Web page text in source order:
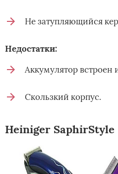
Не затупляющийся
Недостатки:
Аккумулятор встроен
Скользкий корпус.
Heiniger SaphirStyle